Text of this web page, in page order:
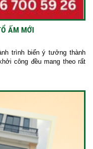
ẤM MỚI
trình biến ý tưởng thành
công đều mang theo rất